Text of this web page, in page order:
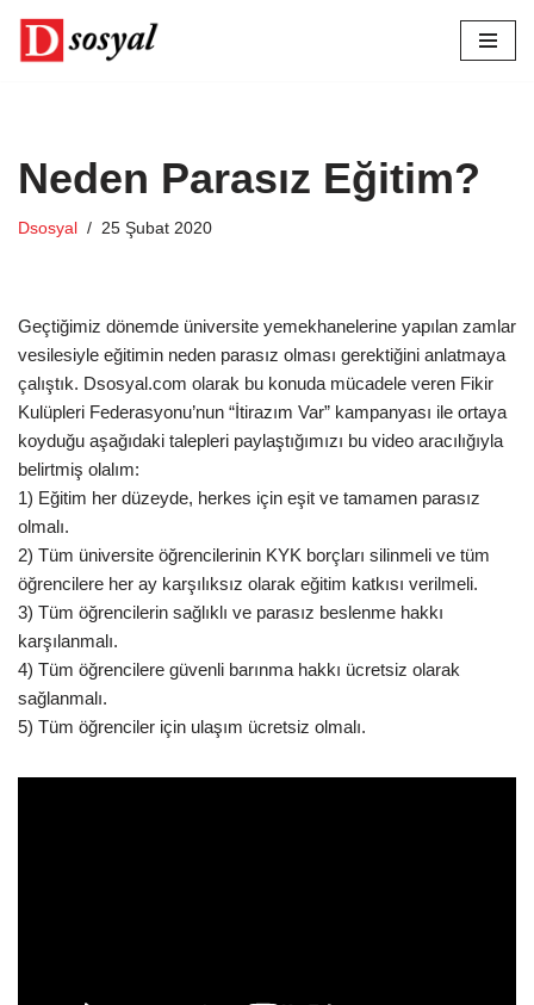
İçeriğe
Neden Parasız Eğitim?
Dsosyal 25 Şubat 2020
Geçtiğimiz dönemde üniversite yemekhanelerine yapılan zamlar
vesilesiyle eğitimin neden parasız olması gerektiğini anlatmaya
çalıştık. Dsosyal.com olarak bu konuda mücadele veren Fikir
Kulüpleri Federasyonu’nun “İtirazım Var” kampanyası ile ortaya
koyduğu aşağıdaki talepleri paylaştığımızı bu video aracılığıyla
belirtmiş olalım:
1) Eğitim her düzeyde, herkes için eşit ve tamamen parasız
olmalı.
2) Tüm üniversite öğrencilerinin KYK borçları silinmeli ve tüm
öğrencilere her ay karşılıksız olarak eğitim katkısı verilmeli.
3) Tüm öğrencilerin sağlıklı ve parasız beslenme hakkı
karşılanmalı.
4) Tüm öğrencilere güvenli barınma hakkı ücretsiz olarak
sağlanmalı.
5) Tüm öğrenciler için ulaşım ücretsiz olmalı.